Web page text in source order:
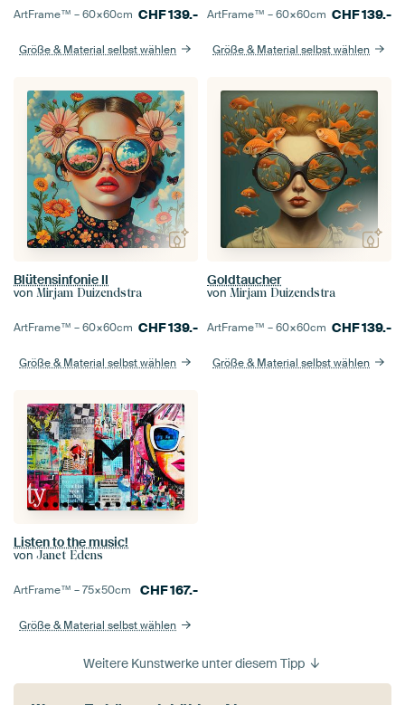
ArtFrame™ –60×60cm CHF139.-
Größe & Material selbst wählen
ArtFrame™ –60×60cm CHF139.-
Größe & Material selbst wählen
Blütensinfonie II
von Mirjam Duizendstra
ArtFrame™ –60×60cm CHF139.-
Größe & Material selbst wählen
Goldtaucher
von Mirjam Duizendstra
ArtFrame™ –60×60cm CHF139.-
Größe & Material selbst wählen
Listen to the music!
von Janet Edens
ArtFrame™ –75×50cm CHF167.-
Größe & Material selbst wählen
Weitere Kunstwerke unter diesem Tipp